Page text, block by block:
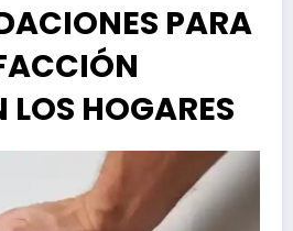
PARA
LOS HOGARES